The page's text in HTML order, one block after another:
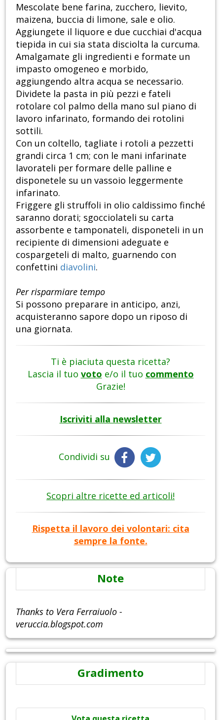
Mescolate bene farina, zucchero, lievito,
maizena, buccia di limone, sale e olio.
Aggiungete il liquore e due cucchiai d'acqua
tiepida in cui sia stata disciolta la curcuma.
Amalgamate gli ingredienti e formate un
impasto omogeneo e morbido,
aggiungendo altra acqua se necessario.
Dividete la pasta in più pezzi e fateli
rotolare col palmo della mano sul piano di
lavoro infarinato, formando dei rotolini
sottili.
Con un coltello, tagliate i rotoli a pezzetti
grandi circa 1 cm; con le mani infarinate
lavorateli per formare delle palline e
disponetele su un vassoio leggermente
infarinato.
Friggere gli struffoli in olio caldissimo finché
saranno dorati; sgocciolateli su carta
assorbente e tamponateli, disponeteli in un
recipiente di dimensioni adeguate e
cospargeteli di malto, guarnendo con
confettini diavolini.
Per risparmiare tempo
Si possono preparare in anticipo, anzi,
acquisteranno sapore dopo un riposo di
una giornata.
Ti è piaciuta questa ricetta?
Lascia il tuo voto e/o il tuo commento
Grazie!
Iscriviti alla newsletter
Condividi su
Scopri altre ricette ed articoli!
Rispetta il lavoro dei volontari: cita
sempre la fonte.
Note
Thanks to Vera Ferraiuolo -
veruccia.blogspot.com
Gradimento